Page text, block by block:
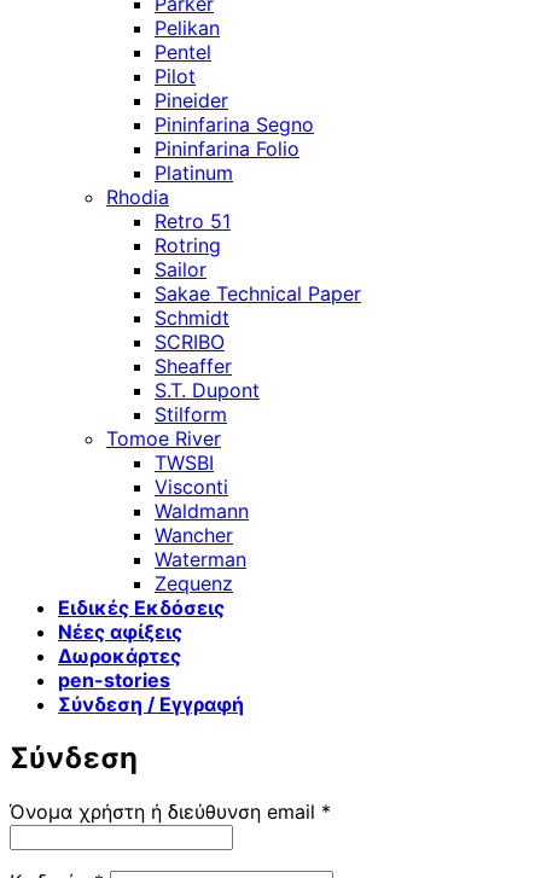
Pelikan
Pentel
Pilot
Pineider
Pininfarina Segno
Pininfarina Folio
Platinum
Rhodia
Retro 51
Rotring
Sailor
Sakae Technical Paper
Schmidt
SCRIBO
Sheaffer
S.T. Dupont
Stilform
Tomoe River
TWSBI
Visconti
Waldmann
Wancher
Waterman
Zequenz
Ειδικές Εκδόσεις
Νέες αφίξεις
Δωροκάρτες
pen-stories
Σύνδεση / Εγγραφή
Σύνδεση
Όνομα χρήστη ή διεύθυνση email *